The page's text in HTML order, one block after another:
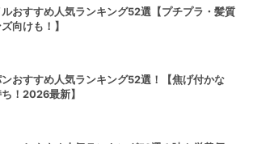
おすすめ人気ランキング52選【プチプラ・髪質
向けも！】
おすすめ人気ランキング52選！【焦げ付かな
！2026最新】